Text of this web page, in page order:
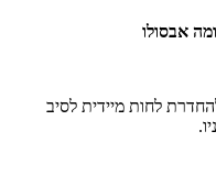
לחות מיידית לסיב